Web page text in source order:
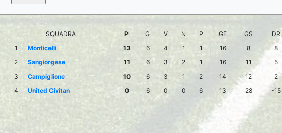
SQUADRA P G V N P GF GS
DR
1
Monticelli 13 6 4 1 1 16 8
8
2
Sangiorgese 11 6 3 2 1 16 11
5
3
Campiglione 10 6 3 1 2 14 12
2
4
United Civitan 0 6 0 0 6 13 28 -15